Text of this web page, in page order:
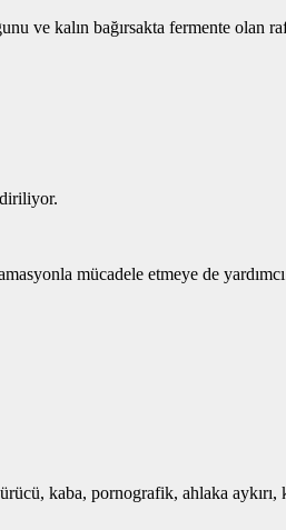
kalın bağırsakta fermente olan
mücadele etmeye de
kaba, pornografik, ahlaka